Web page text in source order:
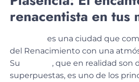
renacentista en tus
es una ciudad que
del Renacimiento con una
Su
, que en realidad son
superpuestas, es uno de los